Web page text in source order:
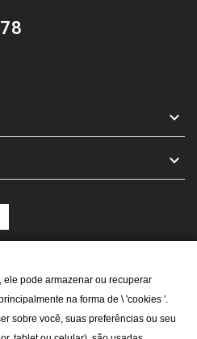


todos los derechos de
pode armazenar ou recuperar
na forma de \ 'cookies '.
sobre você, suas preferências ou seu